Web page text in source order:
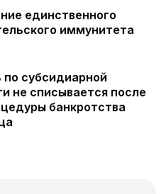
единственного
иммунитета
субсидиарной
не списывается после
банкротства